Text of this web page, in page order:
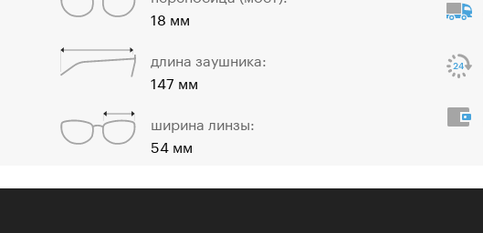
18 мм
длина заушника:
147 мм
ширина линзы:
54 мм